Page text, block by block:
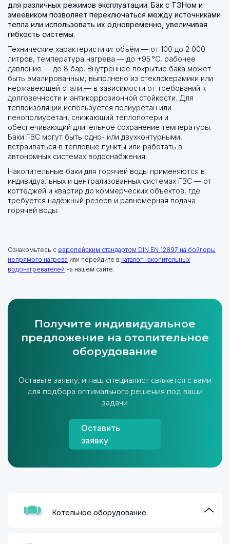
Котельное оборудование
для различных режимов эксплуатации. Бак с ТЭНом и
змеевиком позволяет переключаться между источниками
тепла или использовать их одновременно, увеличивая
гибкость системы.
Технические характеристики: объём — от 100 до 2 000
литров, температура нагрева — до +95 °C, рабочее
давление — до 8 бар. Внутреннее покрытие бака может
быть эмалированным, выполнено из стеклокерамики или
нержавеющей стали — в зависимости от требований к
долговечности и антикоррозионной стойкости. Для
теплоизоляции используется полиуретан или
пенополиуретан, снижающий теплопотери и
обеспечивающий длительное сохранение температуры.
Баки ГВС могут быть одно- или двухконтурными,
встраиваться в тепловые пункты или работать в
автономных системах водоснабжения.
Накопительные баки для горячей воды применяются в
индивидуальных и централизованных системах ГВС — от
коттеджей и квартир до коммерческих объектов, где
требуется надёжный резерв и равномерная подача
горячей воды.
Ознакомьтесь с европейским стандартом DIN EN 12897 на бойлеры
непрямого нагрева или перейдите в каталог накопительных
водонагревателей на нашем сайте.
Получите индивидуальное
предложение на отопительное
оборудование
Оставьте заявку, и наш специалист свяжется с вами
для подбора оптимального решения под ваши
задачи
Оставить
заявку